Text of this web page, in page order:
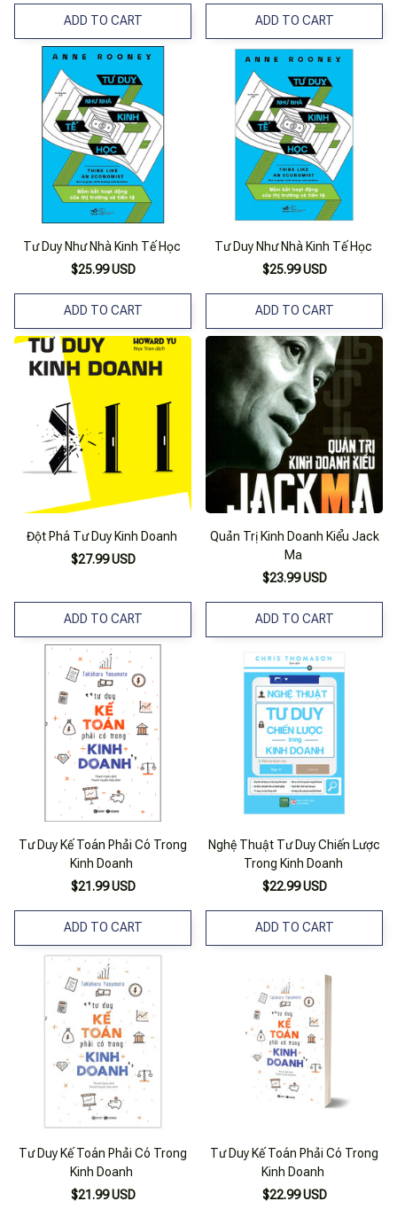
ADD TO CART ADD TO CART
Tư Duy Như Nhà Kinh Tế Học
$25.99 USD
ADD TO CART
Tư Duy Như Nhà Kinh Tế Học
$25.99 USD
ADD TO CART
Đột Phá Tư Duy Kinh Doanh
$27.99 USD
ADD TO CART
Quản Trị Kinh Doanh Kiểu Jack
Ma
$23.99 USD
ADD TO CART
Tư Duy Kế Toán Phải Có Trong
Kinh Doanh
$21.99 USD
ADD TO CART
Nghệ Thuật Tư Duy Chiến Lược
Trong Kinh Doanh
$22.99 USD
ADD TO CART
Tư Duy Kế Toán Phải Có Trong
Kinh Doanh
$21.99 USD
Tư Duy Kế Toán Phải Có Trong
Kinh Doanh
$22.99 USD